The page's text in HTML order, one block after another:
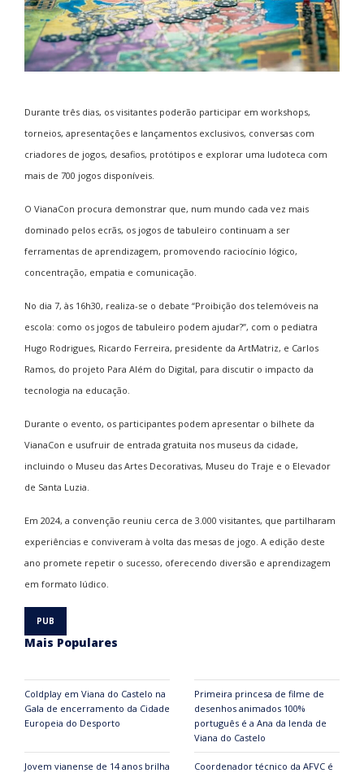
Durante três dias, os visitantes poderão participar em workshops,
torneios, apresentações e lançamentos exclusivos, conversas com
criadores de jogos, desafios, protótipos e explorar uma ludoteca com
mais de 700 jogos disponíveis.
O VianaCon procura demonstrar que, num mundo cada vez mais
dominado pelos ecrãs, os jogos de tabuleiro continuam a ser
ferramentas de aprendizagem, promovendo raciocínio lógico,
concentração, empatia e comunicação.
No dia 7, às 16h30, realiza-se o debate “Proibição dos telemóveis na
escola: como os jogos de tabuleiro podem ajudar?”, com o pediatra
Hugo Rodrigues, Ricardo Ferreira, presidente da ArtMatriz, e Carlos
Ramos, do projeto Para Além do Digital, para discutir o impacto da
tecnologia na educação.
Durante o evento, os participantes podem apresentar o bilhete da
VianaCon e usufruir de entrada gratuita nos museus da cidade,
incluindo o Museu das Artes Decorativas, Museu do Traje e o Elevador
de Santa Luzia.
Em 2024, a convenção reuniu cerca de 3.000 visitantes, que partilharam
experiências e conviveram à volta das mesas de jogo. A edição deste
ano promete repetir o sucesso, oferecendo diversão e aprendizagem
em formato lúdico.
Mais Populares
Coldplay em Viana do Castelo na
Gala de encerramento da Cidade
Europeia do Desporto
Primeira princesa de filme de
desenhos animados 100%
português é a Ana da lenda de
Viana do Castelo
Jovem vianense de 14 anos brilha
Coordenador técnico da AFVC é